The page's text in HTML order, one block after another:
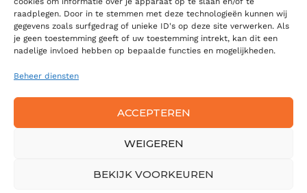
raadplegen. Door in te stemmen met deze technologieën kunnen wij
gegevens zoals surfgedrag of unieke ID's op deze site verwerken. Als
je geen toestemming geeft of uw toestemming intrekt, kan dit een
nadelige invloed hebben op bepaalde functies en mogelijkheden.
Beheer diensten
ACCEPTEREN
WEIGEREN
BEKIJK VOORKEUREN
Zoeken
FOR:
VOORWAARDEN-PRIVACYVERKLARING